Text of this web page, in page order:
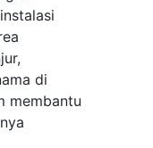
di
membantu